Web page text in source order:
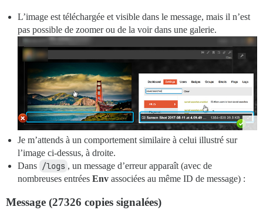
L’image est téléchargée et visible dans le message, mais il n’est
pas possible de zoomer ou de la voir dans une galerie.
Je m’attends à un comportement similaire à celui illustré sur
l’image ci-dessus, à droite.
Dans /logs , un message d’erreur apparaît (avec de
nombreuses entrées Env associées au même ID de message) :
Message (27326 copies signalées)